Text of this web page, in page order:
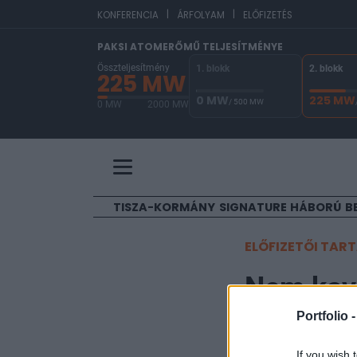
Portfolio -
KONFERENCIA | ÁRFOLYAM | ELŐFIZETÉS
PAKSI ATOMERŐMŰ TELJESÍTMÉNYE
Összteljesítmény
225 MW
0 MW 2000 MW
1. blokk
0 MW/ 500 MW
2. blokk
225 MW
TISZA-KORMÁNY SIGNATURE HÁBORÚ
ELŐFIZETŐI
Nem
2006. március 20.